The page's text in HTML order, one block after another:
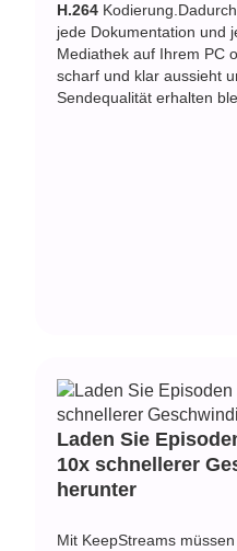
H.264
jede Dokumentation und
Mediathek auf Ihrem PC
scharf und klar aussieht
Sendequalität erhalten
Laden Sie
10x schnellerer
herunter
Mit KeepStreams